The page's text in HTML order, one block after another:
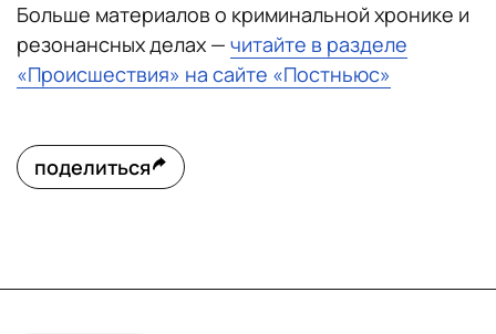
Больше материалов о криминальной хронике и
резонансных делах — читайте в разделе
«Происшествия» на сайте «Постньюс»
поделиться